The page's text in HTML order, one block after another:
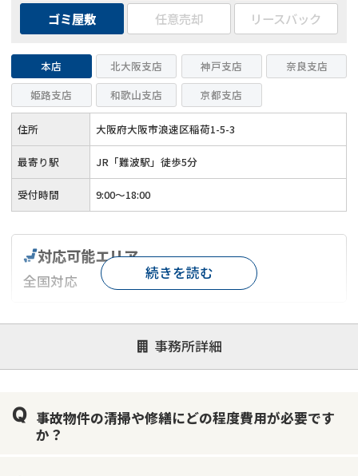
ゴミ屋敷
任意売却 リースバック
本店 北大阪支店 神戸支店
奈良支店
姫路支店
和歌山支店 京都支店
住所 大阪府大阪市浪速区稲荷1-5-3
最寄り駅 JR「難波駅」徒歩5分
受付時間 9:00～18:00
事務所詳細
対応可能エリア
全国対応
対応が親身 オンライン面談可能
レスポンスが早い
1億円以上の買取可
続きを読む
事故物件の清掃や修繕にどの程度費用が必要です
か？